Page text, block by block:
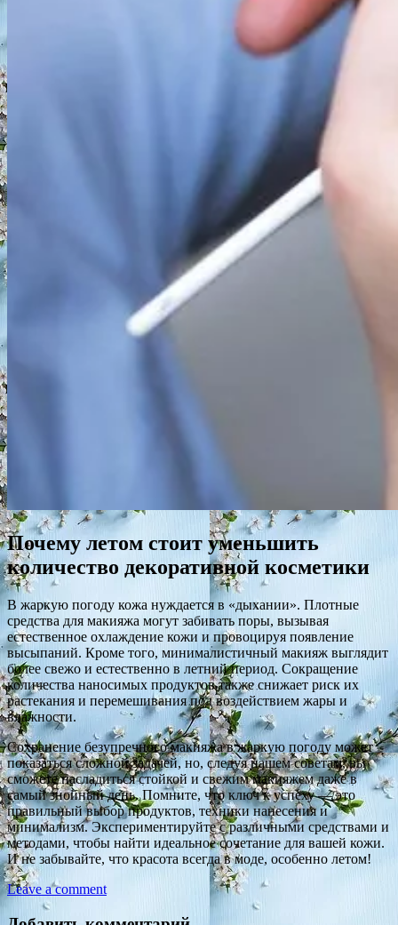
Почему летом стоит уменьшить
количество декоративной косметики
В жаркую погоду кожа нуждается в «дыхании». Плотные
средства для макияжа могут забивать поры, вызывая
естественное охлаждение кожи и провоцируя появление
высыпаний. Кроме того, минималистичный макияж выглядит
более свежо и естественно в летний период. Сокращение
количества наносимых продуктов также снижает риск их
растекания и перемешивания под воздействием жары и
влажности.
Сохранение безупречного макияжа в жаркую погоду может
показаться сложной задачей, но, следуя нашем советам, вы
сможете насладиться стойкой и свежим макияжем даже в
самый знойный день. Помните, что ключ к успеху — это
правильный выбор продуктов, техники нанесения и
минимализм. Экспериментируйте с различными средствами и
методами, чтобы найти идеальное сочетание для вашей кожи.
И не забывайте, что красота всегда в моде, особенно летом!
Leave a comment